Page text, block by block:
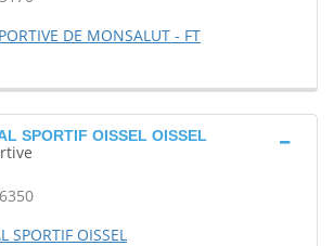
DE MONSALUT - FT
SPORTIF OISSEL OISSEL
SPORTIF OISSEL